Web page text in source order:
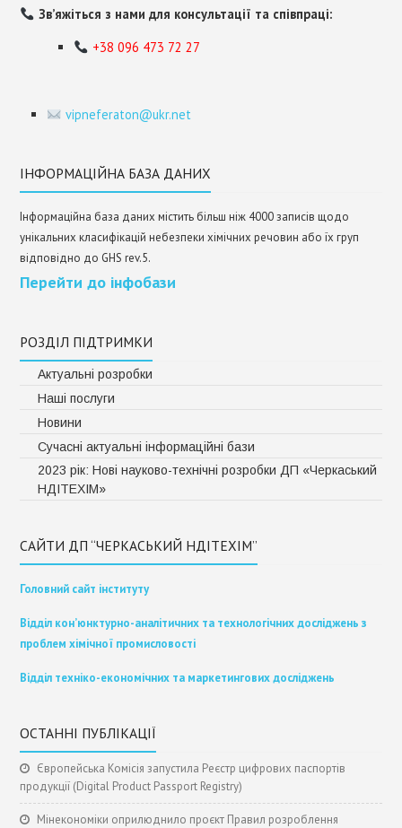
Зв’яжіться з нами для консультації та співпраці:
+38 096 473 72 27
vipneferaton@ukr.net
ІНФОРМАЦІЙНА БАЗА ДАНИХ
Інформаційна база даних містить більш ніж 4000 записів щодо
унікальних класифікацій небезпеки хімічних речовин або їх груп
відповідно до GHS rev.5.
Перейти до інфобази
РОЗДІЛ ПІДТРИМКИ
Актуальні розробки
Наші послуги
Новини
Сучасні актуальні інформаційні бази
2023 рік: Нові науково-технічні розробки ДП «Черкаський
НДІТЕХІМ»
САЙТИ ДП “ЧЕРКАСЬКИЙ НДІТЕХІМ”
Головний сайт інституту
Відділ кон’юнктурно-аналітичних та технологічних досліджень з
проблем хімічної промисловості
Відділ техніко-економічних та маркетингових досліджень
ОСТАННІ ПУБЛІКАЦІЇ
Європейська Комісія запустила Реєстр цифрових паспортів
продукції (Digital Product Passport Registry)
Мінекономіки оприлюднило проєкт Правил розроблення